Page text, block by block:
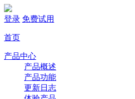
登录 免费试用
首页
产品中心
产品概述
产品功能
更新日志